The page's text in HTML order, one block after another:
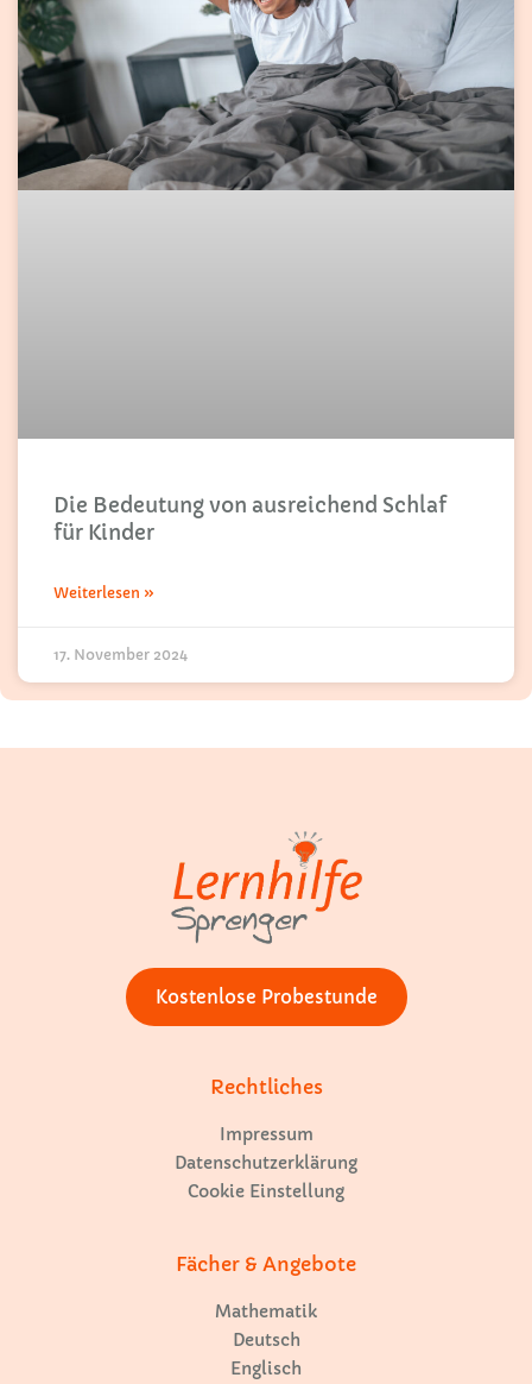
Die Bedeutung von ausreichend Schlaf
für Kinder
Weiterlesen »
17. November 2024
Kostenlose Probestunde
Rechtliches
Impressum
Datenschutzerklärung
Cookie Einstellung
Fächer & Angebote
Mathematik
Deutsch
Englisch